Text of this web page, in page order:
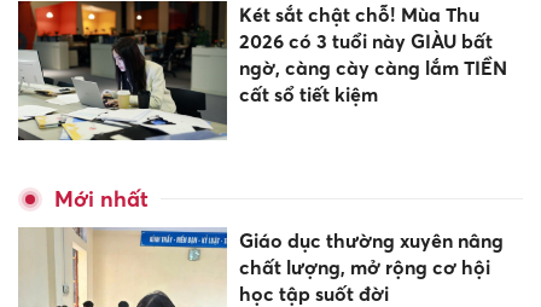
Két sắt chật chỗ! Mùa Thu
2026 có 3 tuổi này GIÀU bất
ngờ, càng cày càng lắm TIỀN
cất sổ tiết kiệm
Mới nhất
Giáo dục thường xuyên nâng
chất lượng, mở rộng cơ hội
học tập suốt đời